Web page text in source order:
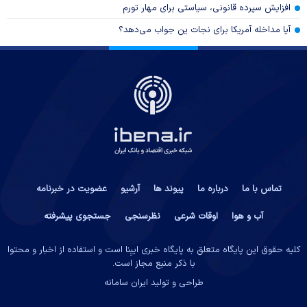
افزایش سپرده قانونی، سیاستی برای مهار تورم
آیا مداخله آمریکا برای نجات ین جواب می‌دهد؟
تماس با ما درباره ما پیوند ها آرشیو
عضویت در خبرنامه
آب و هوا
اوقات شرعی نظرسنجی جستجوی پیشرفته
کلیه حقوق این پایگاه متعلق به پایگاه خبری ایبِنا است و استفاده از اخبار و محتوا
با ذکر منبع مجاز است.
طراحی و تولید ایران سامانه